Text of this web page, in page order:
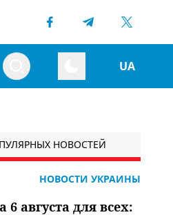
UA
НОВОСТЕЙ
НОВОСТИ УКРАИНЫ
6 августа для всех: